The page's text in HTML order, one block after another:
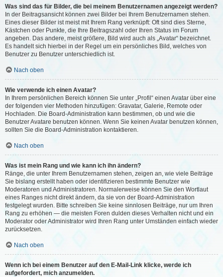
Was sind das für Bilder, die bei meinem Benutzernamen angezeigt werden?
In der Beitragsansicht können zwei Bilder bei Ihrem Benutzernamen stehen.
Eines dieser Bilder ist meist mit Ihrem Rang verknüpft: Oft sind dies Sterne,
Kästchen oder Punkte, die Ihre Beitragszahl oder Ihren Status im Forum
angeben. Das andere, meist größere, Bild wird auch als „Avatar“ bezeichnet.
Es handelt sich hierbei in der Regel um ein persönliches Bild, welches von
Benutzer zu Benutzer unterschiedlich ist.
Nach oben
Wie verwende ich einen Avatar?
In Ihrem persönlichen Bereich können Sie unter „Profil“ einen Avatar über eine
der folgenden vier Methoden hinzufügen: Gravatar, Galerie, Remote oder
Hochladen. Die Board-Administration kann bestimmen, ob und wie die
Benutzer Avatare benutzen können. Wenn Sie keinen Avatar benutzen können,
sollten Sie die Board-Administration kontaktieren.
Nach oben
Was ist mein Rang und wie kann ich ihn ändern?
Ränge, die unter Ihrem Benutzernamen stehen, zeigen an, wie viele Beiträge
Sie bislang erstellt haben oder identifizieren bestimmte Benutzer wie
Moderatoren und Administratoren. Normalerweise können Sie den Wortlaut
eines Ranges nicht direkt ändern, da sie von der Board-Administration
festgelegt wurden. Bitte schreiben Sie keine sinnlosen Beiträge, nur um Ihren
Rang zu erhöhen — die meisten Foren dulden dieses Verhalten nicht und ein
Moderator oder Administrator wird Ihren Rang unter Umständen einfach wieder
zurücksetzen.
Nach oben
Wenn ich bei einem Benutzer auf den E-Mail-Link klicke, werde ich
aufgefordert, mich anzumelden.